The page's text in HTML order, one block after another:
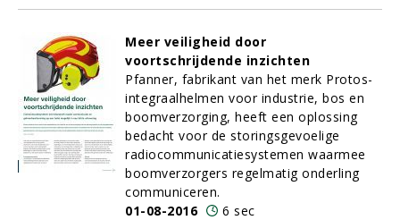
Meer veiligheid door
voortschrijdende inzichten
Pfanner, fabrikant van het merk Protos-
integraalhelmen voor industrie, bos en
boomverzorging, heeft een oplossing
bedacht voor de storingsgevoelige
radiocommunicatiesystemen waarmee
boomverzorgers regelmatig onderling
communiceren.
01-08-2016
6 sec